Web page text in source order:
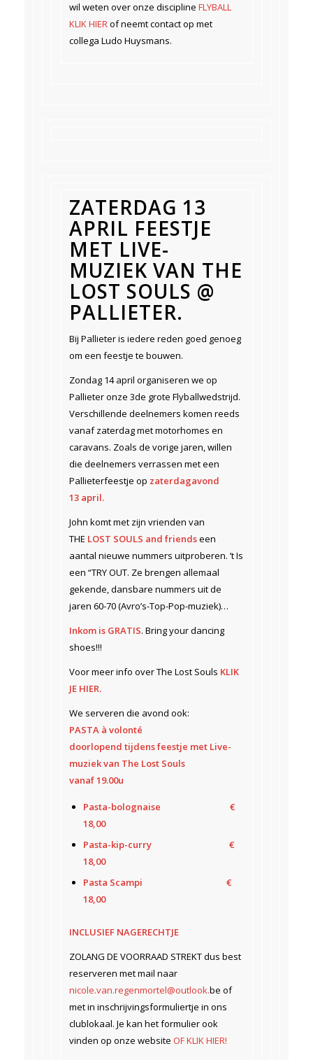
wil weten over onze discipline FLYBALL
KLIK HIERof neemt contact op met
collega Ludo Huysmans.
ZATERDAG 13
APRIL FEESTJE
MET LIVE-
MUZIEK VAN THE
LOST SOULS @
PALLIETER.
Bij Pallieter is iedere reden goed genoeg
om een feestje te bouwen.
Zondag 14 april organiseren we op
Pallieter onze 3de grote Flyballwedstrijd.
Verschillende deelnemers komen reeds
vanaf zaterdag met motorhomes en
caravans. Zoals de vorige jaren, willen
die deelnemers verrassen met een
Pallieterfeestje op zaterdagavond
13 april.
John komt met zijn vrienden van
THE LOST SOULS and friendseen
aantal nieuwe nummers uitproberen. ’t Is
een “TRY OUT. Ze brengen allemaal
gekende, dansbare nummers uit de
jaren 60-70 (Avro’s-Top-Pop-muziek)…
Inkom is GRATIS. Bring your dancing
shoes!!!
Voor meer info over The Lost Souls KLIK
JE HIER.
We serveren die avond ook:
PASTA à volonté
doorlopend tijdens feestje met Live-
muziek van The Lost Souls
vanaf 19.00u
Pasta-bolognaise €
18,00
Pasta-kip-curry €
18,00
Pasta Scampi €
18,00
INCLUSIEF NAGERECHTJE
ZOLANG DE VOORRAAD STREKT dus best
reserveren met mail naar
nicole.van.regenmortel@outlook.be of
met in inschrijvingsformuliertje in ons
clublokaal. Je kan het formulier ook
vinden op onze website OF KLIK HIER!